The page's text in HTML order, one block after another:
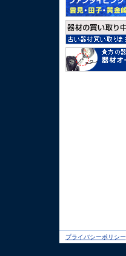
プライバシーポリシー